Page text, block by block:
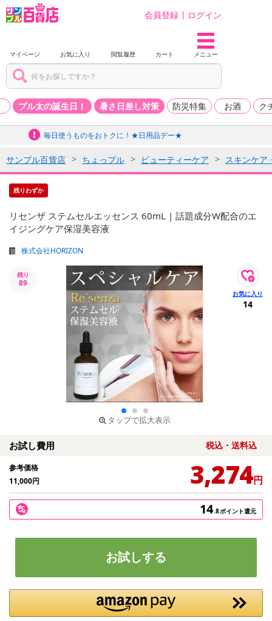
会員登録 ログイン
マイページ お気に入り 閲覧履歴 カート メニュー
プル太の誕生日！ 暑さ日差し対策 防災特集 お酒 ク
毎日使うものをおトクに！★日用品デー★
サンプル百貨店 ちょっプル ビューティーケア スキンケア
残りわずか
リセンザ ステムセルエッセンス 60mL | 話題成分W配合のエ
イジングケア保湿美容液
株式会社HORIZON
残り
89
タップで拡大表示
14
お試し費用 税込・送料込
参考価格
11,000円 3,274円
14.8ポイント還元
お試しする